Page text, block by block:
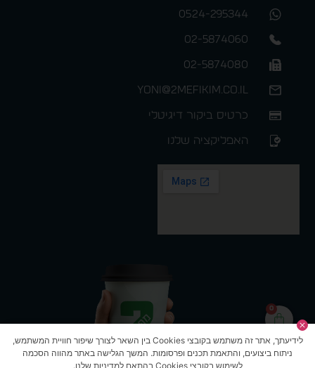
0
0524-295344
02-5874060
02-5874080
yoni@2mefikim.co.il
כרטיס ביקור דיגיטלי
האפליקציה שלנו
לידיעתך, אתר זה משתמש בקובצי Cookies בין השאר לצורך שיפור חוויית המשתמש,
ניתוח ביצועים, והתאמת תכנים ופרסומות. המשך הגלישה באתר מהווה הסכמה
לשימוש בקובצי Cookies בהתאם למדיניות שלנו.